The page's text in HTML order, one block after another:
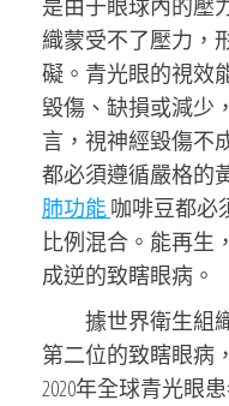
是由于眼球內的壓
織蒙受不了壓力，
礙。青光眼的視效
毀傷、缺損或減少
言，視神經毀傷不
都必須遵循嚴格的
肺功能咖啡豆都必
比例混合。能再生
成逆的致瞎眼病。
據世界衛生組
第二位的致瞎眼病
2020年全球青光眼